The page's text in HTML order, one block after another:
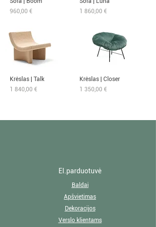
Kaina
960,00 €
Kaina
1 860,00 €
Krėslas | Talk
Kaina
1 840,00 €
Krėslas | Closer
Kaina
1 350,00 €
El.parduotuvė
Baldai
Apšvietimas
Dekoracijos
Verslo klientams